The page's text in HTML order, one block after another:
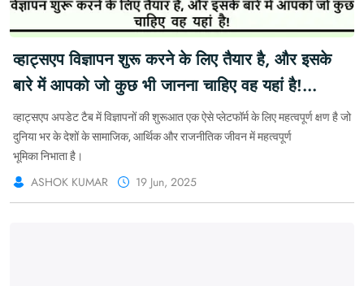
व्हाट्सएप विज्ञापन शुरू करने के लिए तैयार है, और इसके
बारे में आपको जो कुछ भी जानना चाहिए वह यहां है!
#WhatsApp #WhatsAppAds
#DigitalMarketing #SocialMediaTrends
#AdRollout #TechNews #WhatsAppUpdates
व्हाट्सएप अपडेट टैब में विज्ञापनों की शुरूआत एक ऐसे प्लेटफॉर्म के लिए महत्वपूर्ण क्षण है जो
दुनिया भर के देशों के सामाजिक, आर्थिक और राजनीतिक जीवन में महत्वपूर्ण
भूमिका निभाता है।
ASHOK KUMAR 19 Jun, 2025